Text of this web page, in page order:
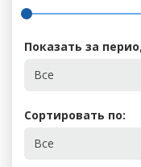
Показать за
Все
Сортировать по:
Все